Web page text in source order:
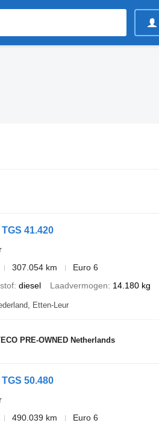
TGS 41.420
307.054 km
Euro 6
diesel Laadvermogen 14.180 kg
Etten-Leur
PRE-OWNED Netherlands
TGS 50.480
490.039 km
Euro 6